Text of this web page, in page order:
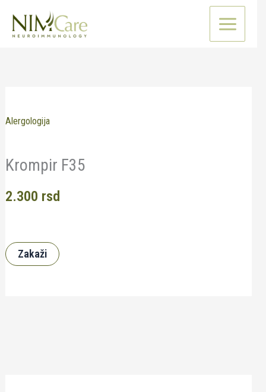
Alergologija
Krompir F35
2.300 rsd
Zakaži